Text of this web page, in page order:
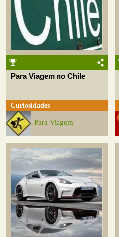
Para Viagem no Chile
Curiosidades
Para Viagem